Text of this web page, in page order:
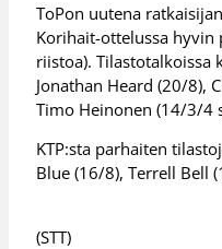
ToPon uutena
Korihait-ottelussa hyvin
riistoa). Tilastotalkoissa
Jonathan Heard (20/8),
Timo Heinonen (14/3/4
KTP:sta parhaiten
Blue (16/8), Terrell Bell
(STT)